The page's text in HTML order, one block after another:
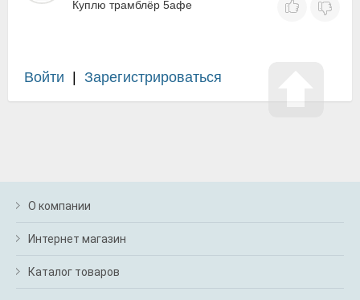
Куплю трамблёр 5афе
Войти Зарегистрироваться
О компании
Интернет магазин
Каталог товаров